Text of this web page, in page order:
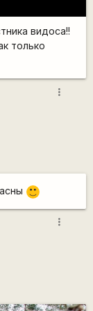
видоса!!
только
more_vert
:)
more_vert